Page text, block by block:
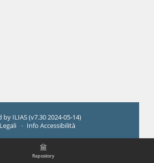
Repository
by ILIAS (v7.30 2024-05-14)
Info Accessibilità